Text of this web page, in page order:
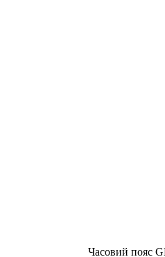
Часовий пояс